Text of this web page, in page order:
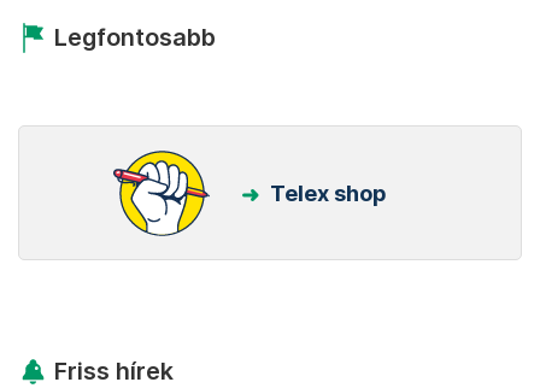
Legfontosabb
Telex shop
Friss hírek